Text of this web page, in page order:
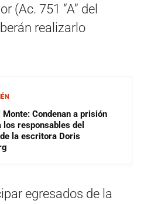
(Ac. 751 “A” del
realizarlo
Monte: Condenan a prisión
los responsables del
la escritora Doris
egresados de la